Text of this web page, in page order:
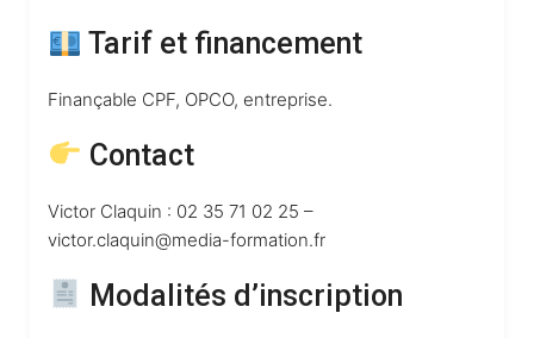
Tarif et financement
Finançable CPF, OPCO, entreprise.
Contact
Victor Claquin : 02 35 71 02 25 –
victor.claquin@media-formation.fr
Modalités d’inscription